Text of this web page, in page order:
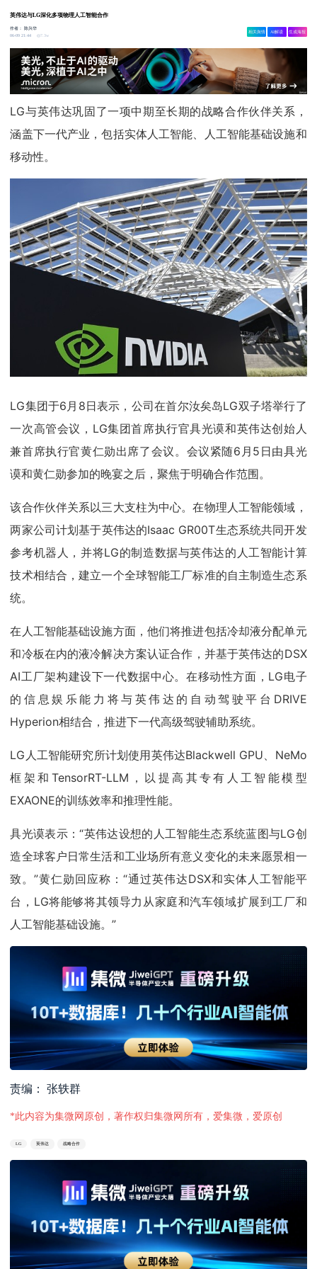
英伟达与LG深化多项物理人工智能合作
作者：
陈兴华
06-09 21:44
7.3w
相关舆情 AI解读 生成海报
LG与英伟达巩固了一项中期至长期的战略合作伙伴关系，
涵盖下一代产业，包括实体人工智能、人工智能基础设施和
移动性。
LG集团于6月8日表示，公司在首尔汝矣岛LG双子塔举行了
一次高管会议，LG集团首席执行官具光谟和英伟达创始人
兼首席执行官黄仁勋出席了会议。会议紧随6月5日由具光
谟和黄仁勋参加的晚宴之后，聚焦于明确合作范围。
该合作伙伴关系以三大支柱为中心。在物理人工智能领域，
两家公司计划基于英伟达的Isaac GR00T生态系统共同开发
参考机器人，并将LG的制造数据与英伟达的人工智能计算
技术相结合，建立一个全球智能工厂标准的自主制造生态系
统。
在人工智能基础设施方面，他们将推进包括冷却液分配单元
和冷板在内的液冷解决方案认证合作，并基于英伟达的DSX
AI工厂架构建设下一代数据中心。在移动性方面，LG电子
的信息娱乐能力将与英伟达的自动驾驶平台DRIVE
Hyperion相结合，推进下一代高级驾驶辅助系统。
LG人工智能研究所计划使用英伟达Blackwell GPU、NeMo
框架和TensorRT-LLM，以提高其专有人工智能模型
EXAONE的训练效率和推理性能。
具光谟表示：“英伟达设想的人工智能生态系统蓝图与LG创
造全球客户日常生活和工业场所有意义变化的未来愿景相一
致。”黄仁勋回应称：“通过英伟达DSX和实体人工智能平
台，LG将能够将其领导力从家庭和汽车领域扩展到工厂和
人工智能基础设施。”
责编： 张轶群
*此内容为集微网原创，著作权归集微网所有，爱集微，爱原创
LG 英伟达 战略合作